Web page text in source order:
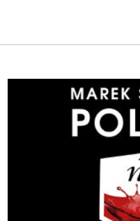
Zakopane? A może chcesz dowiedzieć się czegoś o życiu
przeszczepu serca w Polsce? Sięgnij po audiobooka "Polscy
Najświetniejsi lekarze
a nawet zapomnianych
Humanistycznym w Radomiu.
publikowała m.in. w czasopismach:
Wydała książki "Zwyczajne,
polscy kawalerzyści". Interesuje się
W wolnych chwilach lubi obejrzeć